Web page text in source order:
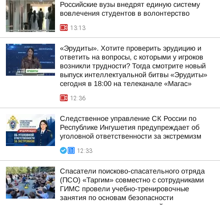
Российские вузы внедрят единую систему
вовлечения студентов в волонтерство
13:13
«Эрудиты». Хотите проверить эрудицию и
ответить на вопросы, с которыми у игроков
возникли трудности? Тогда смотрите новый
выпуск интеллектуальной битвы «Эрудиты»
сегодня в 18:00 на телеканале «Магас»
12:36
Следственное управление СК России по
Республике Ингушетия предупреждает об
уголовной ответственности за экстремизм
12:33
Спасатели поисково-спасательного отряда
(ПСО) «Таргим» совместно с сотрудниками
ГИМС провели учебно-тренировочные
занятия по основам безопасности